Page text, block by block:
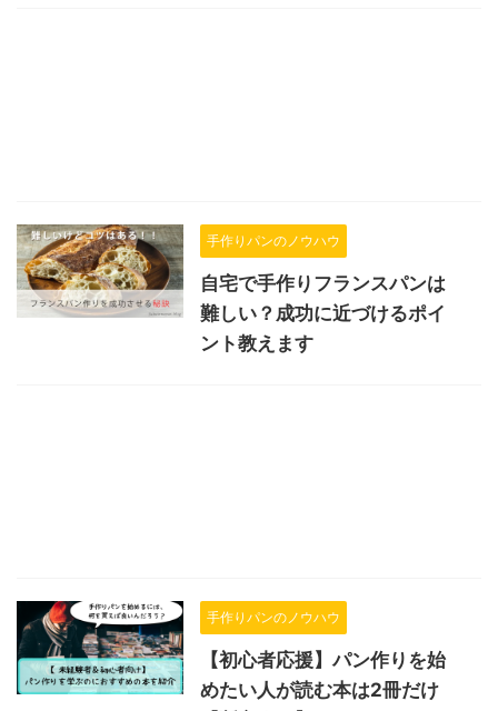
手作りパンのノウハウ
自宅で手作りフランスパンは
難しい？成功に近づけるポイ
ント教えます
手作りパンのノウハウ
【初心者応援】パン作りを始
めたい人が読む本は2冊だけ